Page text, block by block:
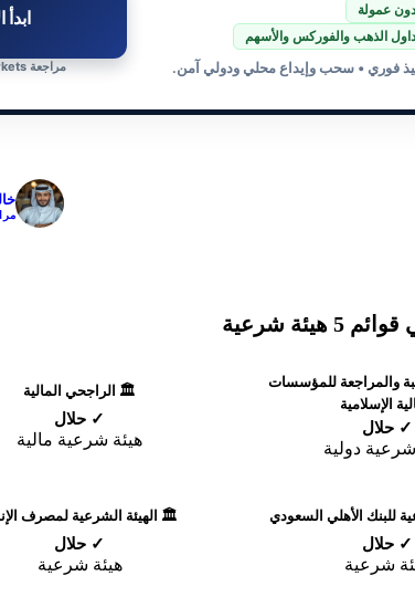
عمولة
الذهب والفوركس والأسهم
فوري • سحب وإيداع محلي ودولي آمن. مراجعة JustMarkets كاملة
شرعية
والمراجعة للمؤسسات
الإسلامية
✓ حلال
دولية
🏛️ الراجحي المالية
✓ حلال
هيئة شرعية مالية
للبنك الأهلي السعودي
✓ حلال
شرعية
🏛️ الهيئة الشرعية لمصرف
✓ حلال
هيئة شرعية